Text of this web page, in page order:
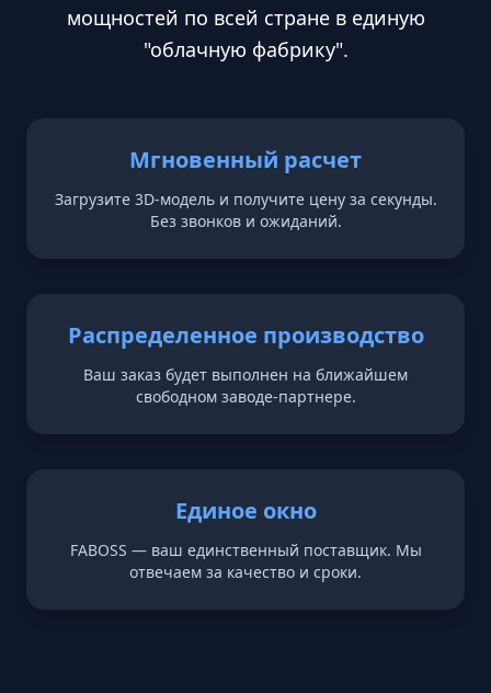
мощностей по всей стране в единую
"облачную фабрику".
Мгновенный расчет
Загрузите 3D-модель и получите цену за секунды.
Без звонков и ожиданий.
Распределенное производство
Ваш заказ будет выполнен на ближайшем
свободном заводе-партнере.
Единое окно
FABOSS — ваш единственный поставщик. Мы
отвечаем за качество и сроки.